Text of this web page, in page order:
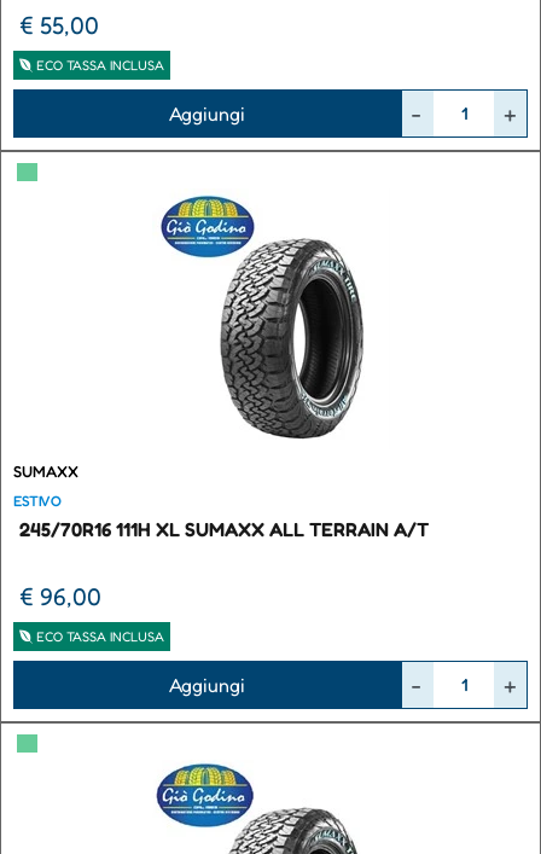
€ 55,00
ECO TASSA INCLUSA
Aggiungi
▀
SUMAXX
ESTIVO
245/70R16 111H XL SUMAXX ALL TERRAIN A/T
€ 96,00
ECO TASSA INCLUSA
Aggiungi
▀